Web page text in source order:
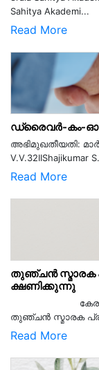
Sahitya Akademi...
Read More
ഡ്രൈവർ-കം-
അഭിമുഖതീയതി:
V.V.32IIShajikumar
Read More
തുഞ്ചൻ സ്മാരക
ക്ഷണിക്കുന്നു
കേരള
തുഞ്ചൻ സ്മാരക
Read More